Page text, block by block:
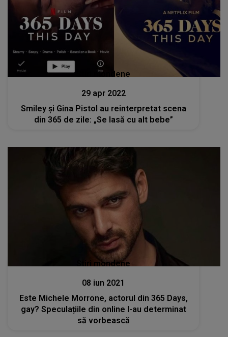
Stiri mondene
29 apr 2022
Smiley și Gina Pistol au reinterpretat scena
din 365 de zile: „Se lasă cu alt bebe”
Stiri mondene
08 iun 2021
Este Michele Morrone, actorul din 365 Days,
gay? Speculațiile din online l-au determinat
să vorbească